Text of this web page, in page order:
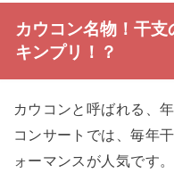
カウコン名物！干支
キンプリ！？
カウコンと呼ばれる、
コンサートでは、毎年
ォーマンスが人気です。